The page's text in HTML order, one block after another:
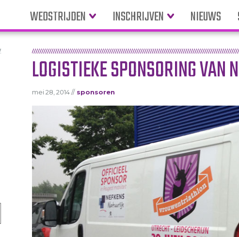
WEDSTRIJDEN INSCHRIJVEN NIEUWS
LOGISTIEKE SPONSORING VAN
mei 28, 2014 // sponsoren